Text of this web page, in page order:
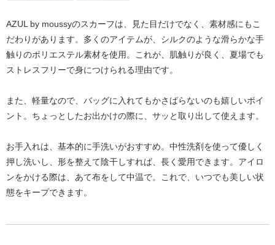
AZUL by moussyのスカーフは、見た目だけでなく、 素材感にもこ
だわりがあります。多くのアイテムが、 シルクのような滑らかな手
触りのポリエステル素材を使用。これが、肌触りが良く、夏場でも
ストレスフリーで身につけられる理由です。
また、 軽量なので、バッグに入れてもかさばらないのも嬉しいポイ
ント。ちょっとしたお出かけの際に、サッと取り出して使えます。
お手入れは、基本的に手洗いがおすすめ。中性洗剤を使って優しく
押し洗いし、形を整えて陰干しすれば、長く愛用できます。アイロ
ンをかける際は、あて布をして中温で。これで、いつでも美しい状
態をキープできます。